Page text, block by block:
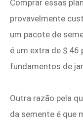
Comprar essas
provavelmente
um pacote de
é um extra de $
fundamentos de
Outra razão pela
da semente é que